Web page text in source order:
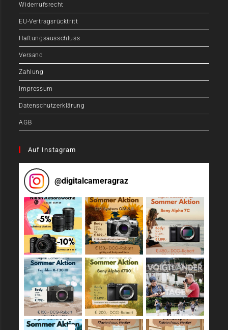
Widerrufsrecht
EU-Vertragsrücktritt
Haftungsausschluss
Versand
Zahlung
Impressum
Datenschutzerklärung
AGB
Auf Instagram
@digitalcameragraz